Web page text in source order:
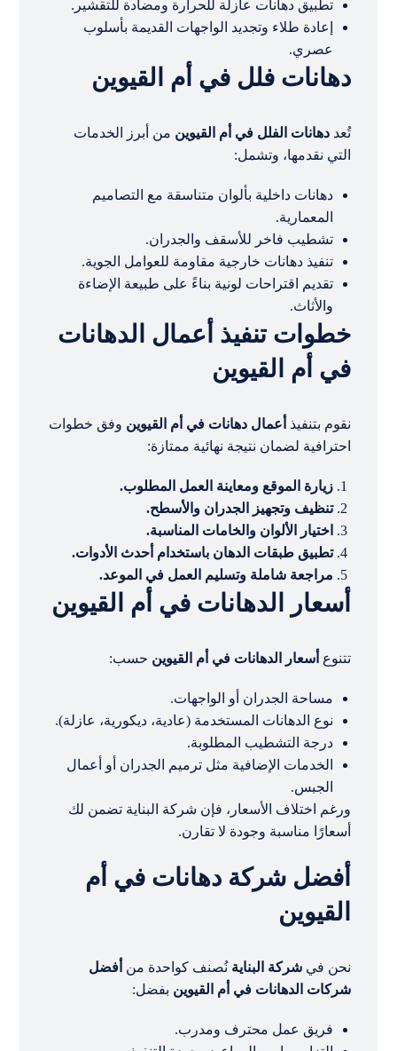
تطبيق دهانات عازلة للحرارة ومضادة للتقشير.
إعادة طلاء وتجديد الواجهات القديمة بأسلوب
عصري.
دهانات فلل في أم القيوين
تُعددهانات الفلل في أم القيوين من أبرز الخدمات
التي نقدمها، وتشمل:
دهانات داخلية بألوان متناسقة مع التصاميم
المعمارية.
تشطيب فاخر للأسقف والجدران.
تنفيذ دهانات خارجية مقاومة للعوامل الجوية.
تقديم اقتراحات لونية بناءً على طبيعة الإضاءة
والأثاث.
خطوات تنفيذ أعمال الدهانات
في أم القيوين
نقوم بتنفيذ أعمال دهانات في أم القيوين وفق خطوات
احترافية لضمان نتيجة نهائية ممتازة:
زيارة الموقع ومعاينة العمل المطلوب.
تنظيف وتجهيز الجدران والأسطح.
اختيار الألوان والخامات المناسبة.
تطبيق طبقات الدهان باستخدام أحدث الأدوات.
مراجعة شاملة وتسليم العمل في الموعد.
أسعار الدهانات في أم القيوين
تتنوع أسعار الدهانات في أم القيوين حسب:
مساحة الجدران أو الواجهات.
نوع الدهانات المستخدمة (عادية، ديكورية، عازلة).
درجة التشطيب المطلوبة.
الخدمات الإضافية مثل ترميم الجدران أو أعمال
الجبس.
ورغم اختلاف الأسعار، فإن شركة البناية تضمن لك
أسعارًا مناسبة وجودة لا تقارن.
أفضل شركة دهانات في أم
القيوين
نحن فيشركة البناية نُصنف كواحدة من أفضل
شركات الدهانات في أم القيوين بفضل:
فريق عمل محترف ومدرب.